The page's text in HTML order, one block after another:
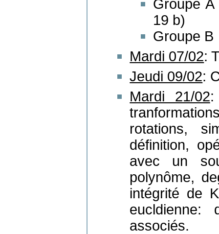
Groupe
19 b)
Groupe
Mardi 07/02:
Jeudi 09/02:
Mardi 21/02:
rotations,
définition,
avec un
polynôme,
intégrité de
eucldienne:
associés.